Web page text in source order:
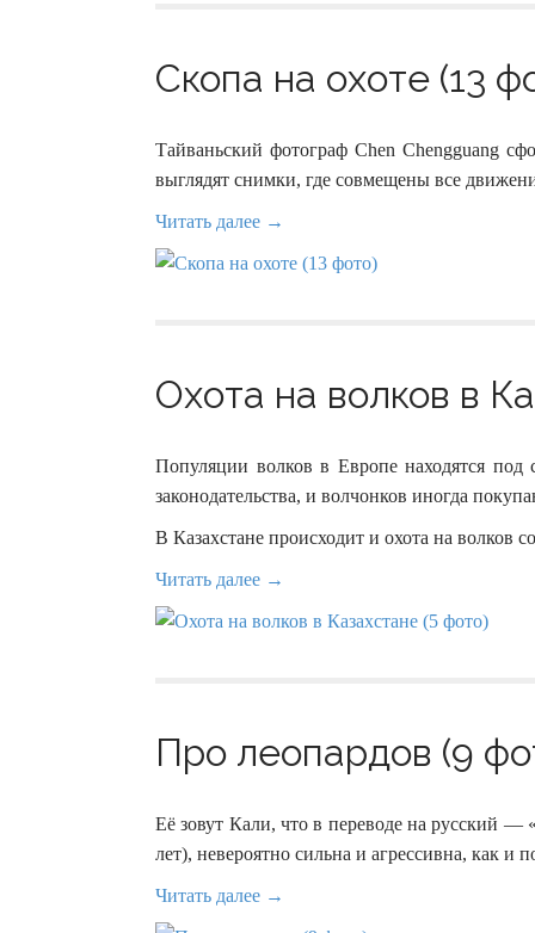
Скопа на охоте (13
Тайваньский фотограф Chen Chengguang
выглядят снимки, где совмещены все
Читать далее →
Охота на волков в
Популяции волков в Европе находятся под
законодательства, и волчонков иногда
В Казахстане происходит и охота на волков
Читать далее →
Про леопардов (9
Её зовут Кали, что в переводе на русский —
лет), невероятно сильна и агрессивна, как и
Читать далее →